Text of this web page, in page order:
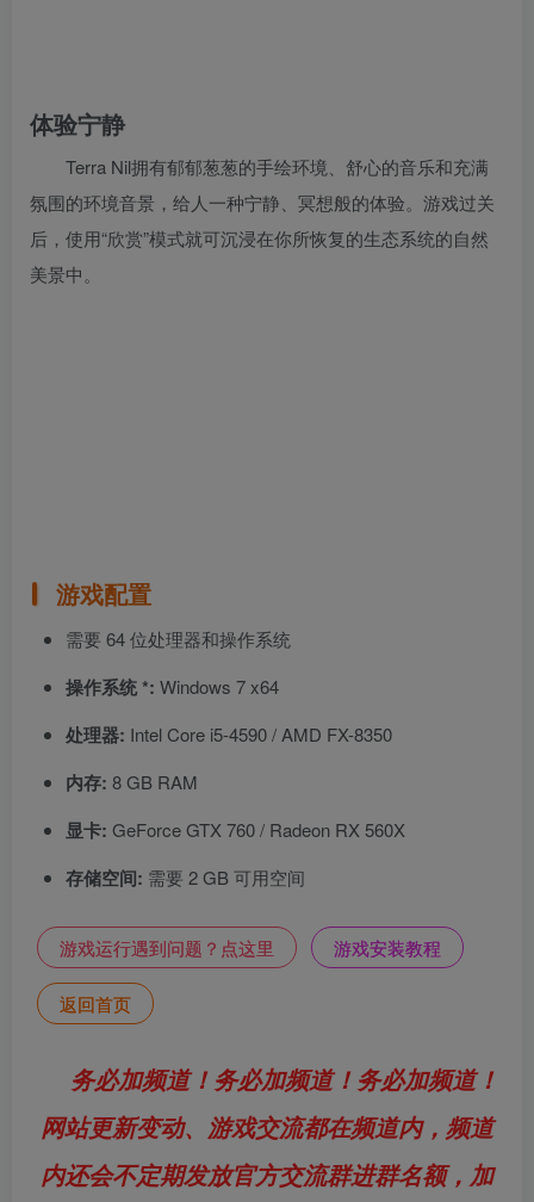
体验宁静
Terra Nil拥有郁郁葱葱的手绘环境、舒心的音乐和充满
氛围的环境音景，给人一种宁静、冥想般的体验。游戏过关
后，使用“欣赏”模式就可沉浸在你所恢复的生态系统的自然
美景中。
游戏配置
需要 64 位处理器和操作系统
操作系统 *: Windows 7 x64
处理器: Intel Core i5-4590 / AMD FX-8350
内存: 8 GB RAM
显卡: GeForce GTX 760 / Radeon RX 560X
存储空间: 需要 2 GB 可用空间
游戏运行遇到问题？点这里 游戏安装教程
返回首页
务必加频道！务必加频道！务必加频道！
网站更新变动、游戏交流都在频道内，频道
内还会不定期发放官方交流群进群名额，加